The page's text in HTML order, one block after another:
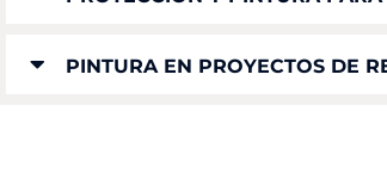
PINTURA EN PROYECTOS DE